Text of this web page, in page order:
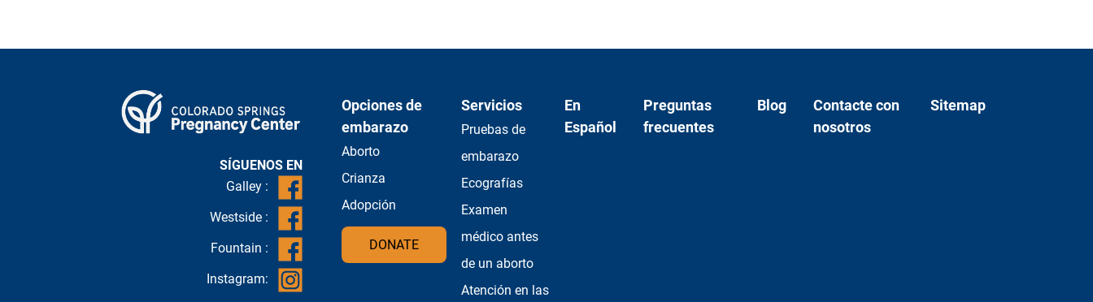
SÍGUENOS EN
Galley :
Westside :
Fountain :
Instagram:
Opciones de
embarazo
Aborto
Crianza
Adopción
DONATE
Servicios
Pruebas de
embarazo
Ecografías
Examen
médico antes
de un aborto
Atención en las
En
Español
Preguntas
frecuentes
Blog
Contacte con
nosotros
Sitemap